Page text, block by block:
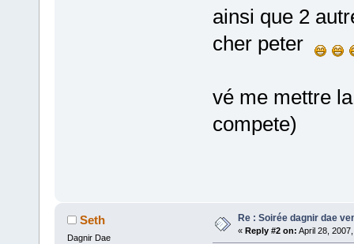
ainsi que 2
cher peter
vé me mettre
compete)
Seth
Dagnir Dae
Re : Soirée dagnir dae
« Reply #2 on: April 28,